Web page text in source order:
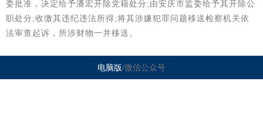
委批准，决定给予潘宏开除党籍处分;由安庆市监委给予其开除公
职处分;收缴其违纪违法所得;将其涉嫌犯罪问题移送检察机关依
法审查起诉，所涉财物一并移送。
电脑版/微信公众号